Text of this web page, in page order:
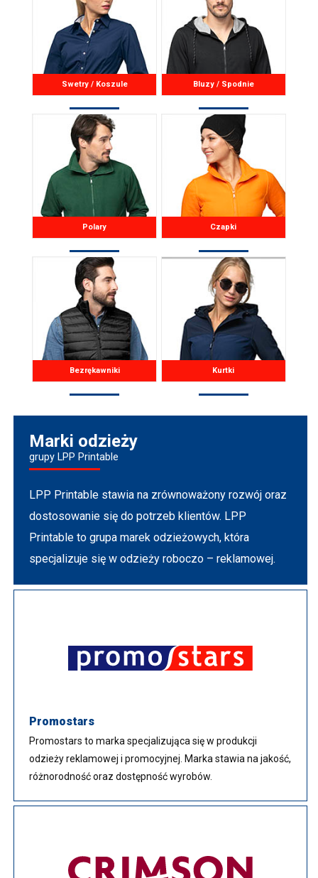
Swetry / Koszule Bluzy / Spodnie
Polary Czapki
Bezrękawniki Kurtki
Marki odzieży
grupy LPP Printable
LPP Printable stawia na zrównoważony rozwój oraz
dostosowanie się do potrzeb klientów. LPP
Printable to grupa marek odzieżowych, która
specjalizuje się w odzieży roboczo – reklamowej.
Promostars
Promostars to marka specjalizująca się w produkcji
odzieży reklamowej i promocyjnej. Marka stawia na jakość,
różnorodność oraz dostępność wyrobów.